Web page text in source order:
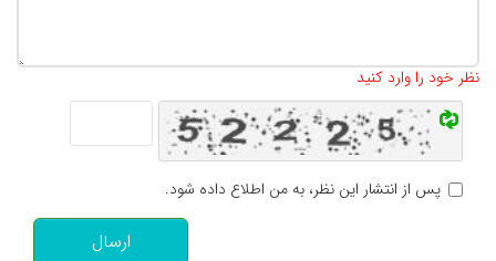
نظر خود را وارد کنید
پس از انتشار این نظر، به من اطلاع داده شود.
ارسال